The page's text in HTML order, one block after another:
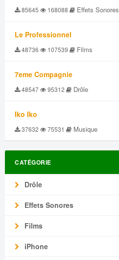
85645 168088 Effets Sonores
Le Professionnel
48736 107539 Films
7eme Compagnie
48547 95312 Drôle
Iko Iko
37632 75531 Musique
CATÉGORIE
Drôle
Effets Sonores
Films
iPhone